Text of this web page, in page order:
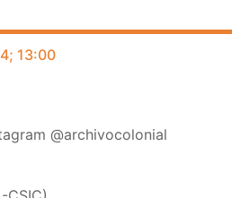
13:00
@archivocolonial